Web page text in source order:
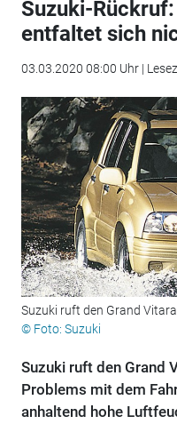
Suzuki-
entfaltet sich
03.03.2020 08:00 Uhr |
Suzuki ruft den Grand
© Foto: Suzuki
Suzuki ruft den Grand
Problems mit dem
anhaltend hohe